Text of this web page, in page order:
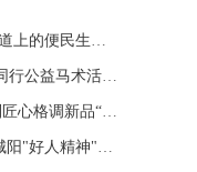
青铁崂山逸衡酒店盛大开业 “轨道上的便民生活圈”渐行渐近
“马”上启航 心的起点 我们携爱同行公益马术活动 在青岛博洋马术俱乐部举办
天生特别 青岛啤酒奥古特A系列匠心格调新品“特别”登场
一件件好人好事不断涌现 青岛城阳"好人精神"擦亮城市文明底色